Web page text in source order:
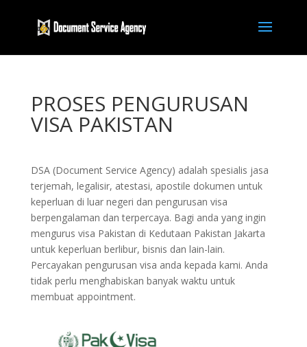
PROSES PENGURUSAN
VISA PAKISTAN
DSA (Document Service Agency) adalah spesialis jasa
terjemah, legalisir, atestasi, apostile dokumen untuk
keperluan di luar negeri dan pengurusan visa
berpengalaman dan terpercaya. Bagi anda yang ingin
mengurus visa Pakistan di Kedutaan Pakistan Jakarta
untuk keperluan berlibur, bisnis dan lain-lain.
Percayakan pengurusan visa anda kepada kami. Anda
tidak perlu menghabiskan banyak waktu untuk
membuat appointment.